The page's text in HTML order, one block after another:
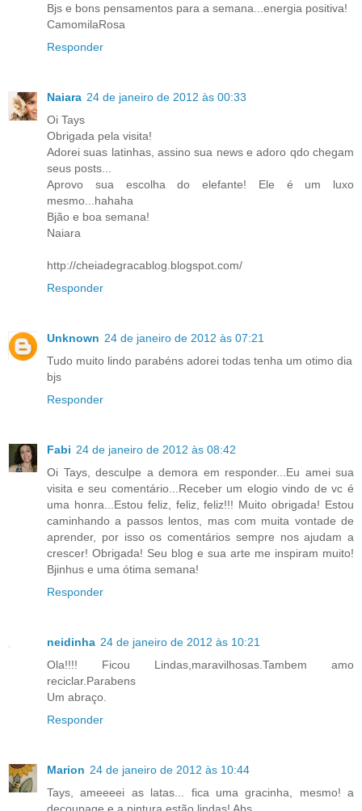
Bjs e bons pensamentos para a semana...energia positiva!
CamomilaRosa
Responder
Naiara 24 de janeiro de 2012 às 00:33
Oi Tays
Obrigada pela visita!
Adorei suas latinhas, assino sua news e adoro qdo chegam
seus posts...
Aprovo sua escolha do elefante! Ele é um luxo
mesmo...hahaha
Bjão e boa semana!
Naiara
http://cheiadegracablog.blogspot.com/
Responder
Unknown 24 de janeiro de 2012 às 07:21
Tudo muito lindo parabéns adorei todas tenha um otimo dia
bjs
Responder
Fabi 24 de janeiro de 2012 às 08:42
Oi Tays, desculpe a demora em responder...Eu amei sua
visita e seu comentário...Receber um elogio vindo de vc é
uma honra...Estou feliz, feliz, feliz!!! Muito obrigada! Estou
caminhando a passos lentos, mas com muita vontade de
aprender, por isso os comentários sempre nos ajudam a
crescer! Obrigada! Seu blog e sua arte me inspiram muito!
Bjinhus e uma ótima semana!
Responder
neidinha 24 de janeiro de 2012 às 10:21
Ola!!!! Ficou Lindas,maravilhosas.Tambem amo
reciclar.Parabens
Um abraço.
Responder
Marion 24 de janeiro de 2012 às 10:44
Tays, ameeeei as latas... fica uma gracinha, mesmo! a
decoupage e a pintura estão lindas! Abs.